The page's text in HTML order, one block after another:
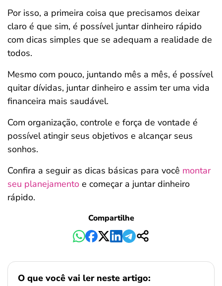
Por isso, a primeira coisa que precisamos deixar
claro é que sim, é possível juntar dinheiro rápido
com dicas simples que se adequam a realidade de
todos.
Mesmo com pouco, juntando mês a mês, é possível
quitar dívidas, juntar dinheiro e assim ter uma vida
financeira mais saudável.
Com organização, controle e força de vontade é
possível atingir seus objetivos e alcançar seus
sonhos.
Confira a seguir as dicas básicas para você montar
seu planejamento e começar a juntar dinheiro
rápido.
Compartilhe
O que você vai ler neste artigo: